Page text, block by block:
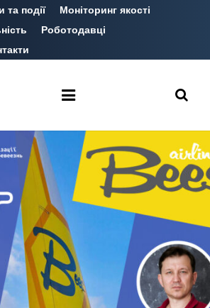
та події
Моніторинг якості
Роботодавці